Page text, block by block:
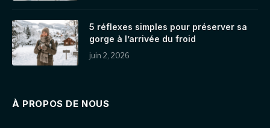
5 réflexes simples pour préserver sa
gorge à l’arrivée du froid
juin 2, 2026
À PROPOS DE NOUS